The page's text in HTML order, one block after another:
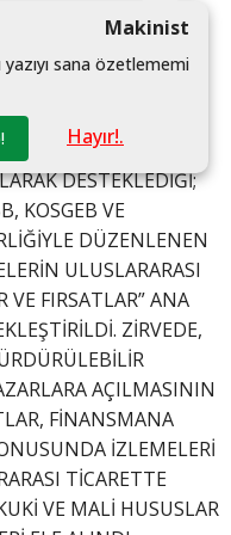
Makinist
yazıyı sana özetlememi
Hayır!.
DESTEKLEDİĞİ;
KOSGEB VE
DÜZENLENEN
ULUSLARARASI
VE FIRSATLAR” ANA
ZİRVEDE,
AÇILMASININ
FİNANSMANA
İZLEMELERİ
TİCARETTE
VE MALİ HUSUSLAR